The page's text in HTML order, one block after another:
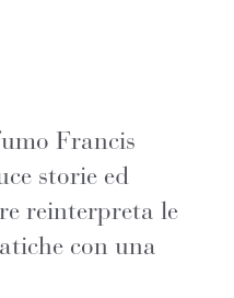
Francis
storie ed
reinterpreta le
con una